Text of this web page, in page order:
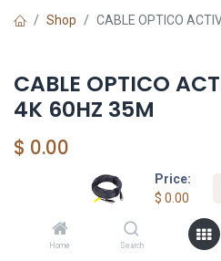
Price:
$ 0.00
Home Search
Shop CABLE OPTICO
CABLE OPTICO
4K 60HZ 35M
$ 0.00
Add to
Agregar a la lista de deseos